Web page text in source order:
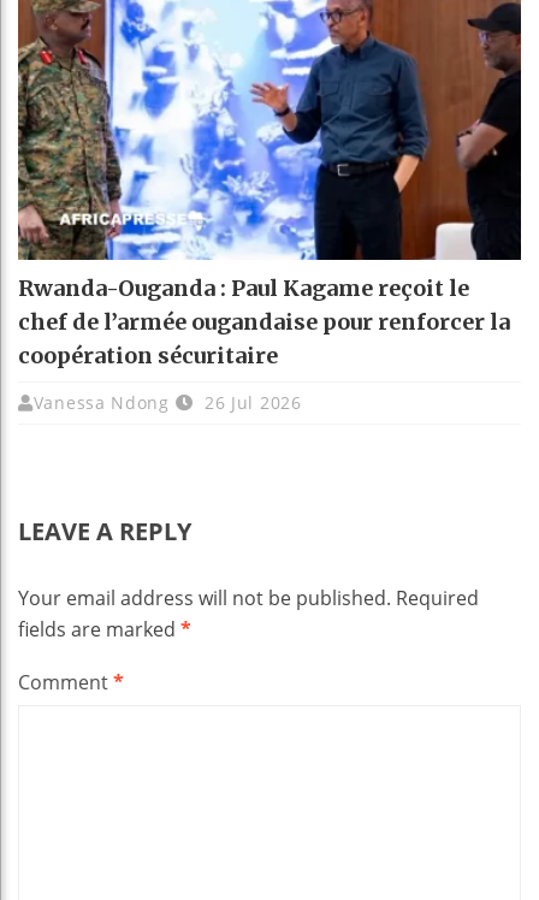
Rwanda-Ouganda : Paul Kagame reçoit le
chef de l’armée ougandaise pour renforcer la
coopération sécuritaire
Vanessa Ndong 26 Jul 2026
LEAVE A REPLY
Your email address will not be published. Required
fields are marked *
Comment*